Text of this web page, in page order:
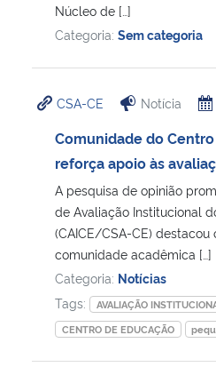
Núcleo de […]
Categoria: Sem categoria
CSA-CE Notícia
Comunidade do
reforça apoio às
A pesquisa de opinião
de Avaliação Institucional
(CAICE/CSA-CE)
comunidade acadêmica […]
Categoria: Notícias
Tags:
AVALIAÇÃO
CENTRO DE EDUCAÇÃO